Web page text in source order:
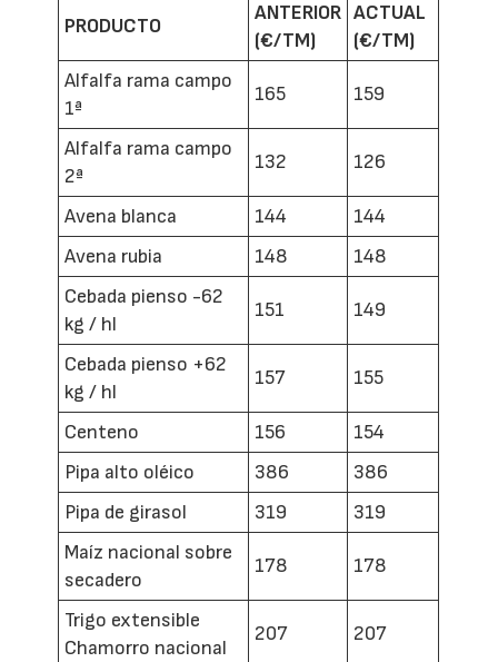
PRODUCTO
ANTERIOR
(€/TM)
ACTUAL
(€/TM)
Alfalfa rama campo
1ª
165 159
Alfalfa rama campo
2ª
132 126
Avena blanca 144
144
Avena rubia
148
148
Cebada pienso -62
kg / hl
151 149
Cebada pienso +62
kg / hl
157 155
Centeno 156
154
Pipa alto oléico
386
386
Pipa de girasol
319
319
Maíz nacional sobre
secadero
178 178
Trigo extensible
Chamorro nacional
207 207